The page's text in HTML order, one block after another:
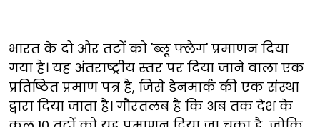
भारत के दो और तटों को 'ब्लू फ्लैग' प्रमाणन दिया
गया है। यह अंतराष्ट्रीय स्तर पर दिया जाने वाला एक
प्रतिष्ठित प्रमाण पत्र है, जिसे डेनमार्क की एक संस्था
द्वारा दिया जाता है। गौरतलब है कि अब तक देश के